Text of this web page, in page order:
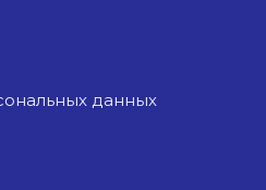
данных